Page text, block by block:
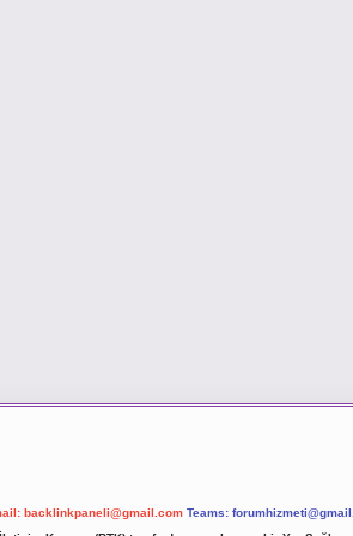
backlinkpaneli@gmail.com Teams: